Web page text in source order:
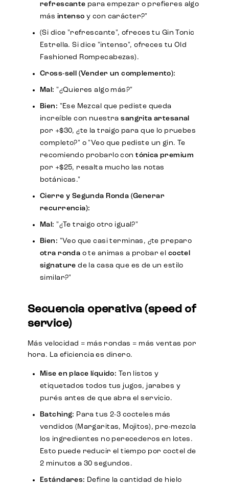
refrescante para empezar o prefieres algo
más intenso y con carácter?"
(Si dice "refrescante", ofreces tu Gin Tonic
Estrella. Si dice "intenso", ofreces tu Old
Fashioned Rompecabezas).
Cross-sell (Vender un complemento):
Mal: "¿Quieres algo más?"
Bien: "Ese Mezcal que pediste queda
increíble con nuestrasangrita artesanal
por +$30, ¿te la traigo para que lo pruebes
completo?" o "Veo que pediste un gin. Te
recomiendo probarlo contónica premium
por +$25, resalta mucho las notas
botánicas."
Cierre y Segunda Ronda (Generar
recurrencia):
Mal: "¿Te traigo otro igual?"
Bien: "Veo que casi terminas, ¿te preparo
otra ronda o te animas a probar el coctel
signature de la casa que es de un estilo
similar?"
Secuencia operativa (speed of
service)
Más velocidad = más rondas = más ventas por
hora. La eficiencia es dinero.
Mise en place líquido: Ten listos y
etiquetados todos tus jugos, jarabes y
purés antes de que abra el servicio.
Batching: Para tus 2-3 cocteles más
vendidos (Margaritas, Mojitos), pre-mezcla
los ingredientes no perecederos en lotes.
Esto puede reducir el tiempo por coctel de
2 minutos a 30 segundos.
Estándares: Define la cantidad de hielo